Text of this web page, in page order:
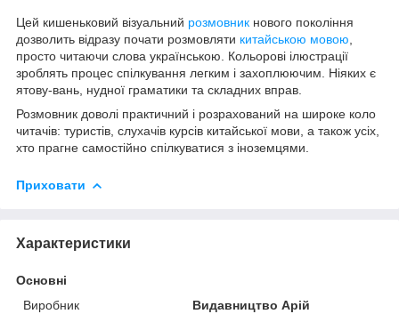
Цей кишеньковий візуальний розмовник нового покоління
дозволить відразу почати розмовляти китайською мовою
просто читаючи слова українською. Кольорові ілюстрації
зроблять процес спілкування легким i захоплюючим. Ніяких є
ятову-вань, нудної граматики та складних вправ.
Розмовник доволі практичний i розрахований на широке коло
читачів: туристів, слухачів курсів китайської мови, а також усіх,
хто прагне самостійно спілкуватися з іноземцями.
Приховати
Характеристики
Основні
Виробник
Видавництво Арій